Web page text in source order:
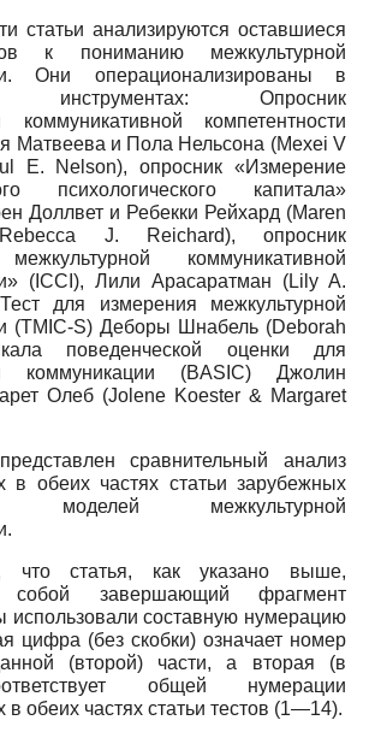
статьи анализируются оставшиеся
к пониманию межкультурной
Они операционализированы в
инструментах: Опросник
коммуникативной компетентности
Матвеева и Пола Нельсона (Mexei V
E. Nelson), опросник «Измерение
психологического капитала»
Доллвет и Ребекки Рейхард (Maren
J. Reichard), опросник
коммуникативной
(ICCI), Лили Арасаратман (Lily A.
для измерения межкультурной
(TMIC-S) Деборы Шнабель (Deborah
поведенческой оценки для
коммуникации (BASIC) Джолин
Олеб (Jolene Koester & Margaret
сравнительный анализ
в обеих частях статьи зарубежных
моделей межкультурной
что статья, как указано выше,
собой завершающий фрагмент
использовали составную нумерацию
цифра (без скобки) означает номер
(второй) части, а вторая (в
общей нумерации
в обеих частях статьи тестов (1—14).